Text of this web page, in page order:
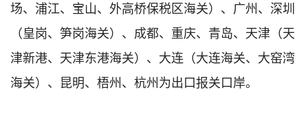
场、浦江、宝山、外高桥保税区海关）、广州、深圳
（皇岗、笋岗海关）、成都、重庆、青岛、天津（天
津新港、天津东港海关）、大连（大连海关、大窑湾
海关）、昆明、梧州、杭州为出口报关口岸。